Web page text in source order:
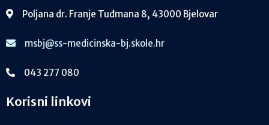
Poljana dr. Franje Tuđmana 8, 43000 Bjelovar
msbj@ss-medicinska-bj.skole.hr
043 277 080
Korisni linkovi